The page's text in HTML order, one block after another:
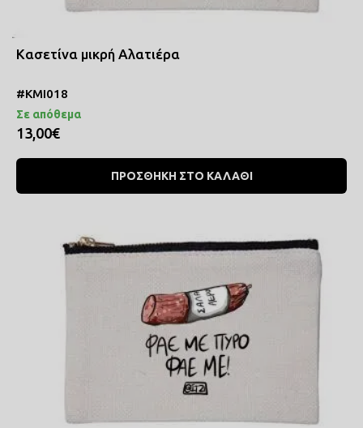
Κασετίνα μικρή Αλατιέρα
#ΚΜΙ018
Σε απόθεμα
13,00€
ΠΡΟΣΘΗΚΗ ΣΤΟ ΚΑΛΑΘΙ